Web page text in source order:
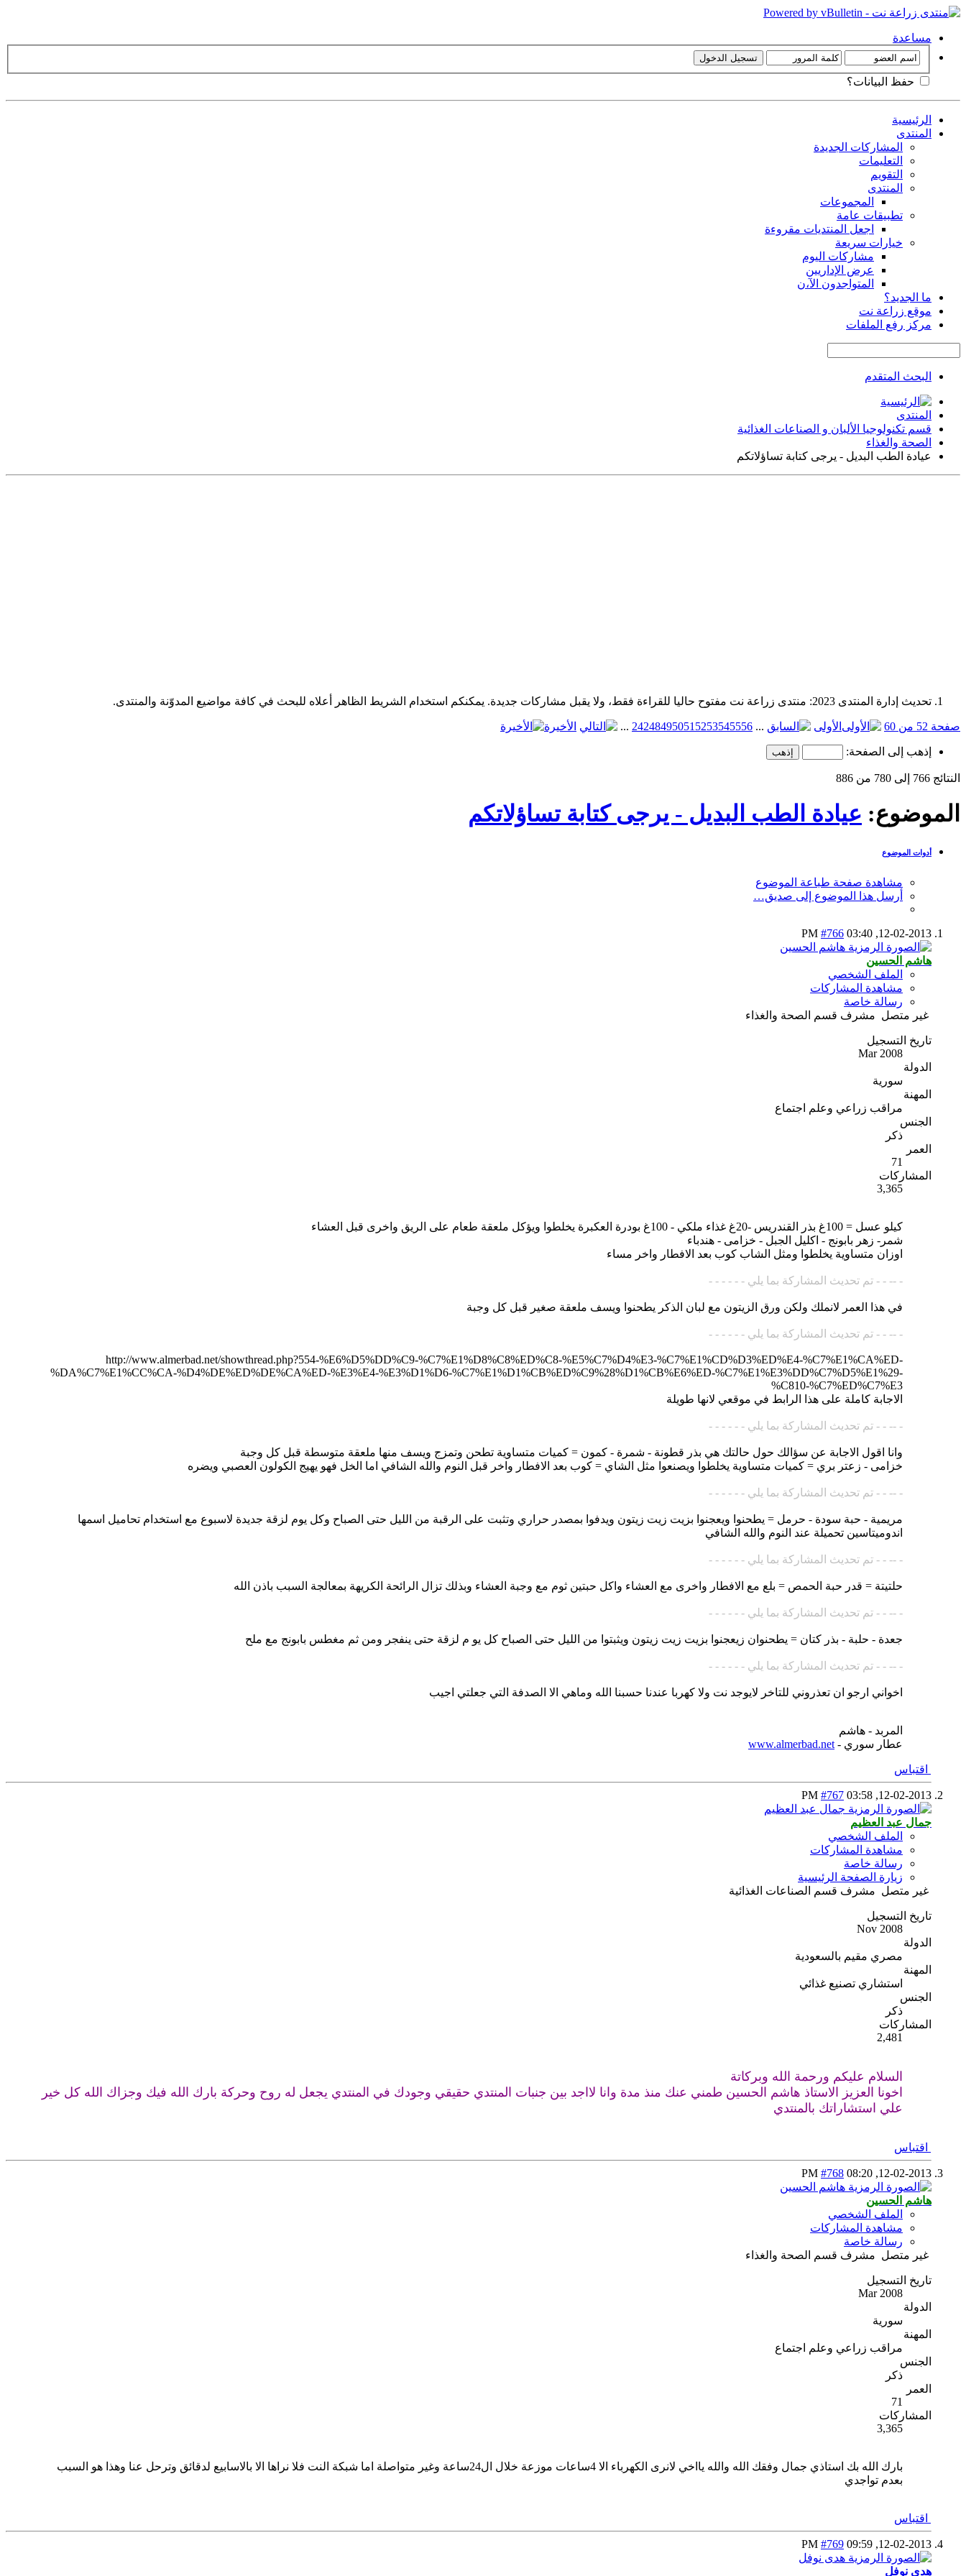
مساعدة
حفظ البيانات؟
الرئيسية
المنتدى
المشاركات الجديدة
التعليمات
التقويم
المنتدى
المجموعات
تطبيقات عامة
اجعل المنتديات مقروءة
خيارات سريعة
مشاركات اليوم
عرض الإداريين
المتواجدون الآ،ن
ما الجديد؟
موقع زراعة نت
مركز رفع الملفات
البحث المتقدم
المنتدى
قسم تكنولوجيا الألبان و الصناعات الغذائية
الصحة والغذاء
عيادة الطب البديل - يرجى كتابة تساؤلاتكم
تحديث إدارة المنتدى 2023: منتدى زراعة نت مفتوح حاليا للقراءة فقط، ولا يقبل مشاركات جديدة. يمكنكم استخدام الشريط الظاهر أعلاه للبحث في كافة مواضيع المدوّنة والمنتدى.
صفحة 52 من 60 الأولى ...
24248495051 5253545556
... الأخيرة
إذهب إلى الصفحة:
النتائج 766 إلى 780 من 886
الموضوع: عيادة الطب البديل - يرجى كتابة تساؤلاتكم
أدوات الموضوع
مشاهدة صفحة طباعة الموضوع
أرسل هذا الموضوع إلى صديق…
12-02-2013,
03:40 PM
#766
هاشم الحسين
الملف الشخصي
مشاهدة المشاركات
رسالة خاصة
غير متصل مشرف قسم الصحة والغذاء
تاريخ التسجيل
Mar 2008
الدولة
سورية
المهنة
مراقب زراعي وعلم اجتماع
الجنس
ذكر
العمر
71
المشاركات
3,365
كيلو عسل = 100غ بذر القندريس -20غ غذاء ملكي - 100غ بودرة العكبرة يخلطوا ويؤكل ملعقة طعام على الريق واخرى قبل العشاء
شمر- زهر بابونج - اكليل الجبل - خزامى - هندباء
اوزان متساوية يخلطوا ومثل الشاب كوب بعد الافطار واخر مساء
- -- - - تم تحديث المشاركة بما يلي - - - - - -
في هذا العمر لانملك ولكن ورق الزيتون مع لبان الذكر يطحنوا ويسف ملعقة صغير قبل كل وجبة
- -- - - تم تحديث المشاركة بما يلي - - - - - -
http://www.almerbad.net/showthread.php?554-%E6%D5%DD%C9-%C7%E1%D8%C8%ED%C8-%E5%C7%D4%E3-%C7%E1%CD%D3%ED%E4-%C7%E1%CA%ED-
%DA%C7%E1%CC%CA-%D4%DE%ED%DE%CA%ED-%E3%E4-%E3%D1%D6-%C7%E1%D1%CB%ED%C9%28%D1%CB%E6%ED-%C7%E1%E3%DD%C7%D5%E1%29-
%C810-%C7%ED%C7%E3
الاجابة كاملة على هذا الرابط في موقعي لانها طويلة
- -- - - تم تحديث المشاركة بما يلي - - - - - -
وانا اقول الاجابة عن سؤالك حول حالتك هي بذر قطونة - شمرة - كمون = كميات متساوية تطحن وتمزج ويسف منها ملعقة متوسطة قبل كل وجبة
خزامى - زعتر بري = كميات متساوية يخلطوا ويصنعوا مثل الشاي = كوب بعد الافطار واخر قبل النوم والله الشافي اما الخل فهو يهيج الكولون العصبي ويضره
- -- - - تم تحديث المشاركة بما يلي - - - - - -
مريمية - حبة سودة - حرمل = يطحنوا ويعجنوا بزيت زيت زيتون ويدفوا بمصدر حراري وتثبت على الرقبة من الليل حتى الصباح وكل يوم لزقة جديدة لاسبوع مع استخدام تحاميل اسمها
اندوميتاسين تحميلة عند النوم والله الشافي
- -- - - تم تحديث المشاركة بما يلي - - - - - -
حلتيتة = قدر حبة الحمص = بلع مع الافطار واخرى مع العشاء واكل حبتين ثوم مع وجبة العشاء وبذلك تزال الرائحة الكريهة بمعالجة السبب باذن الله
- -- - - تم تحديث المشاركة بما يلي - - - - - -
جعدة - حلبة - بذر كتان = يطحنوان زيعجنوا بزيت زيت زيتون ويثبتوا من الليل حتى الصباح كل يو م لزقة حتى ينفجر ومن ثم مغطس بابونج مع ملح
- -- - - تم تحديث المشاركة بما يلي - - - - - -
اخواني ارجو ان تعذروني للتاخر لايوجد نت ولا كهربا عندنا حسبنا الله وماهي الا الصدفة التي جعلتي اجيب
المربد - هاشم
عطار سوري - www.almerbad.net
اقتباس
12-02-2013,
03:58 PM
#767
جمال عبد العظيم
الملف الشخصي
مشاهدة المشاركات
رسالة خاصة
زيارة الصفحة الرئيسية
غير متصل مشرف قسم الصناعات الغذائية
تاريخ التسجيل
Nov 2008
الدولة
مصري مقيم بالسعودية
المهنة
استشاري تصنيع غذائي
الجنس
ذكر
المشاركات
2,481
السلام عليكم ورحمة الله وبركاتة
اخونا العزيز الاستاذ هاشم الحسين طمني عنك منذ مدة وانا لااجد بين جنبات المنتدي حقيقي وجودك في المنتدي يجعل له روح وحركة بارك الله فيك وجزاك الله كل خير
علي استشاراتك بالمنتدي
اقتباس
12-02-2013,
08:20 PM
#768
هاشم الحسين
الملف الشخصي
مشاهدة المشاركات
رسالة خاصة
غير متصل مشرف قسم الصحة والغذاء
تاريخ التسجيل
Mar 2008
الدولة
سورية
المهنة
مراقب زراعي وعلم اجتماع
الجنس
ذكر
العمر
71
المشاركات
3,365
بارك الله بك استاذي جمال وفقك الله والله يااخي لانرى الكهرباء الا 4ساعات موزعة خلال ال24ساعة وغير متواصلة اما شبكة النت فلا نراها الا بالاسابيع لدقائق وترحل عنا وهذا هو السبب
بعدم تواجدي
اقتباس
12-02-2013,
09:59 PM
#769
هدى نوفل